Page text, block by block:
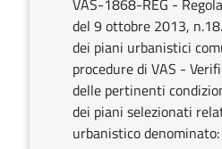
VAS-1868-REG -
del 9 ottobre 2013,
dei piani urbanistici
procedure di VAS -
delle pertinenti
dei piani selezionati
urbanistico denominato: